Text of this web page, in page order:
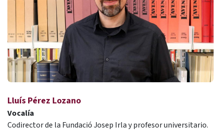
Lluís Pérez Lozano
Vocalía
Codirector de la Fundació Josep Irla y profesor universitario.